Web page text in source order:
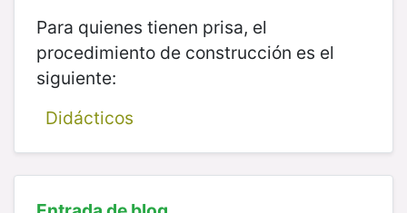
Para quienes tienen prisa, el
procedimiento de construcción es el
siguiente:
Didácticos